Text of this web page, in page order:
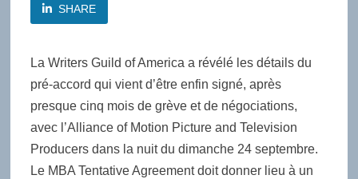
SHARE
La Writers Guild of America a révélé les détails du
pré-accord qui vient d’être enfin signé, après
presque cinq mois de grève et de négociations,
avec l’Alliance of Motion Picture and Television
Producers dans la nuit du dimanche 24 septembre.
Le MBA Tentative Agreement doit donner lieu à un